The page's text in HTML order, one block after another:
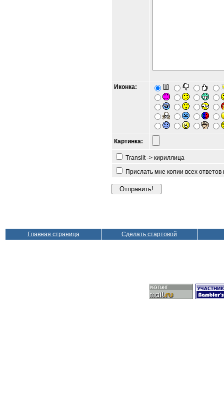
Иконка:
Картинка:
Translit -> кириллица
Прислать мне копии всех
Главная страница Сделать стартовой